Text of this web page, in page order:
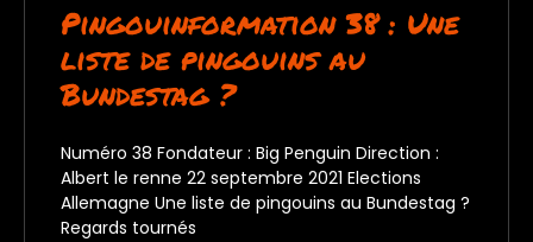
Pingouinformation 38 : Une
liste de pingouins au
Bundestag ?
Numéro 38 Fondateur : Big Penguin Direction :
Albert le renne 22 septembre 2021 Elections
Allemagne Une liste de pingouins au Bundestag ?
Regards tournés